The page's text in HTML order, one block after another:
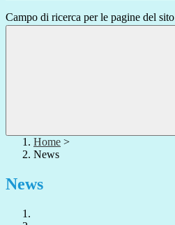
Campo di ricerca per le pagine del sito
Home >
News
News